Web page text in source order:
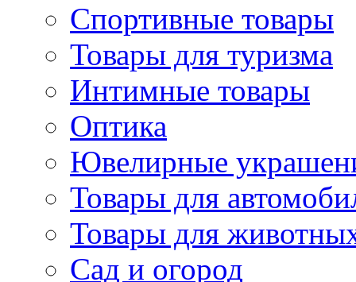
Спортивные товары
Товары для туризма
Интимные товары
Оптика
Ювелирные
Товары для
Товары для
Сад и огород